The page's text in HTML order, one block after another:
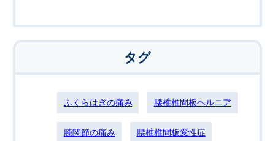
タグ
ふくらはぎの痛み 腰椎椎間板ヘルニア
膝関節の痛み 腰椎椎間板変性症